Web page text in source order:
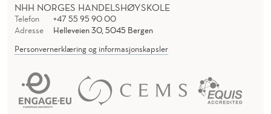
NHH NORGES HANDELSHØYSKOLE
Telefon
+47 55 95 90 00
Adresse
Helleveien 30, 5045 Bergen
Personvernerklæring og informasjonskapsler